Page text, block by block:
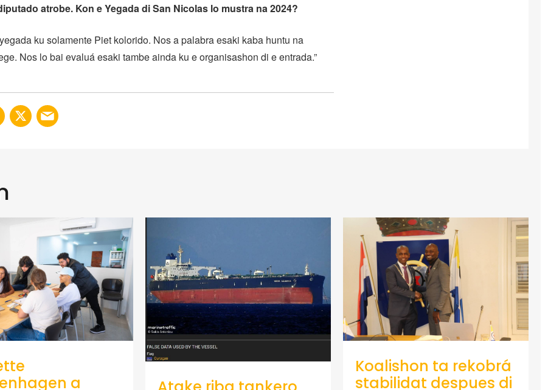
atrobe. Kon e Yegada di San Nicolas lo mustra na 2024?
ku solamente Piet kolorido. Nos a palabra esaki kaba huntu na
Nos lo bai evaluá esaki tambe ainda ku e organisashon di e entrada.”
a
Koalishon ta rekobrá
stabilidat despues di